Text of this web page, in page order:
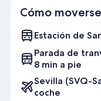
Cómo
Estación de
Parada de
8 min a pie
Sevilla (SVQ-
coche